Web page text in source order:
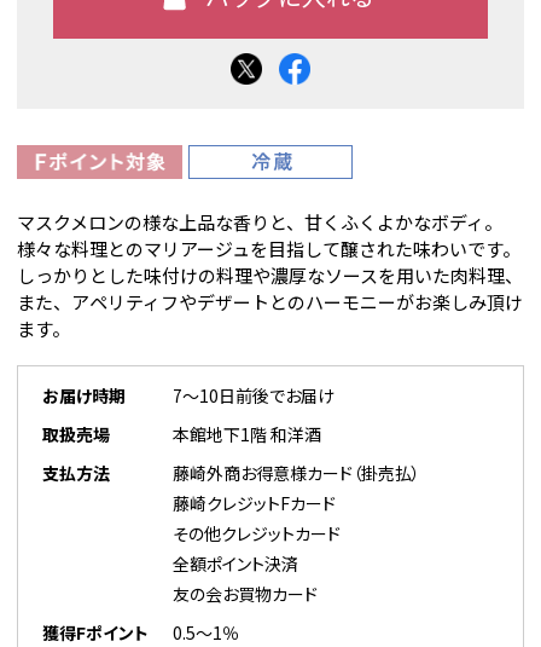
マスクメロンの様な上品な香りと、甘くふくよかなボディ。
様々な料理とのマリアージュを目指して醸された味わいです。
しっかりとした味付けの料理や濃厚なソースを用いた肉料理、
また、アペリティフやデザートとのハーモニーがお楽しみ頂け
ます。
お届け時期
7～10日前後でお届け
取扱売場
本館地下1階 和洋酒
支払方法
藤崎外商お得意様カード（掛売払）
藤崎クレジットFカード
その他クレジットカード
全額ポイント決済
友の会お買物カード
獲得Fポイント
0.5～1％